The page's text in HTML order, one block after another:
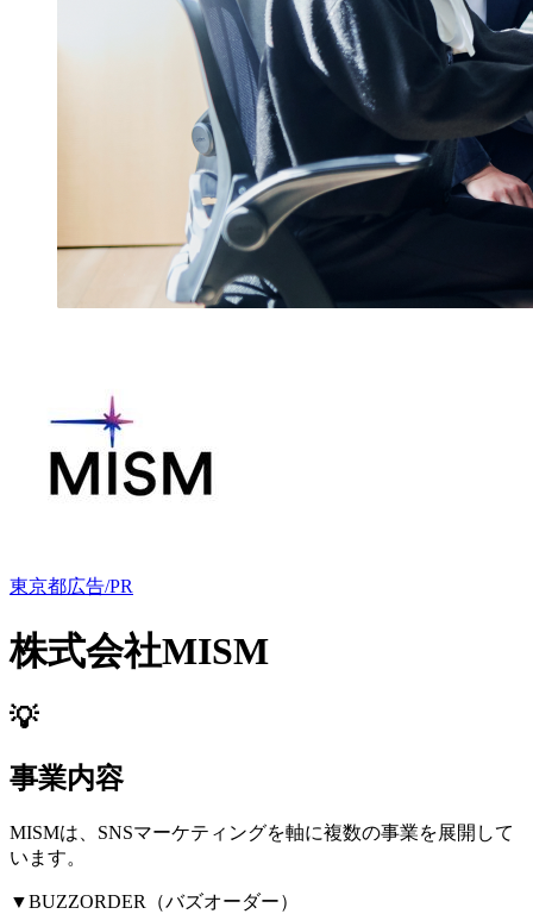
東京都広告/PR
株式会社MISM
💡
事業内容
MISMは、SNSマーケティングを軸に複数の事業を展開して
います。
▼BUZZORDER（バズオーダー）